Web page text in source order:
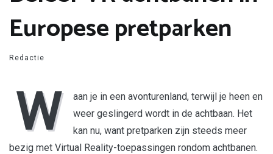
Europese pretparken
Redactie
W
aan je in een avonturenland, terwijl je heen en
weer geslingerd wordt in de achtbaan. Het
kan nu, want pretparken zijn steeds meer
bezig met Virtual Reality-toepassingen rondom achtbanen.